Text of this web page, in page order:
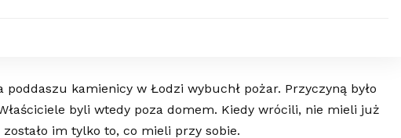
kamienicy w Łodzi wybuchł pożar. Przyczyną było
byli wtedy poza domem. Kiedy wrócili, nie mieli już
im tylko to, co mieli przy sobie.